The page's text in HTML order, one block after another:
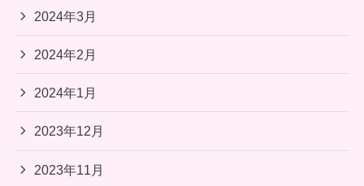
2024年3月
2024年2月
2024年1月
2023年12月
2023年11月